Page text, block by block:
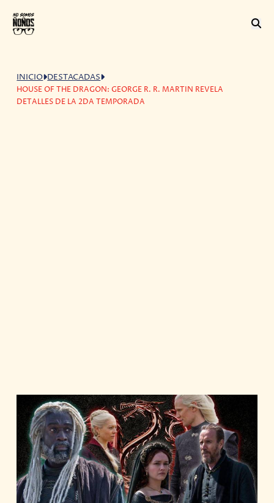
INICIO DESTACADAS
HOUSE OF THE DRAGON: GEORGE R. R. MARTIN REVELA
DETALLES DE LA 2DA TEMPORADA